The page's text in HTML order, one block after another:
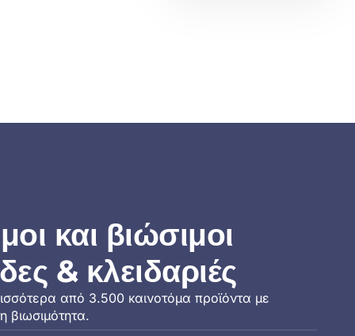
και βιώσιμοι
& κλειδαριές
από 3.500 καινοτόμα προϊόντα με
βιωσιμότητα.